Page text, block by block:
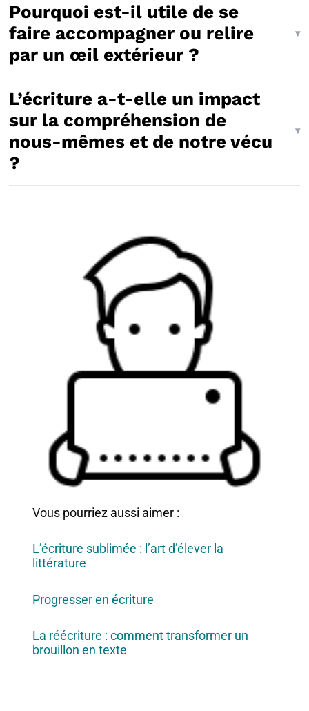
Pourquoi est-il utile de se
faire accompagner ou relire
par un œil extérieur ?
L’écriture a-t-elle un impact
sur la compréhension de
nous-mêmes et de notre vécu
?
Vous pourriez aussi aimer :
L’écriture sublimée : l’art d’élever la
littérature
Progresser en écriture
La réécriture : comment transformer un
brouillon en texte